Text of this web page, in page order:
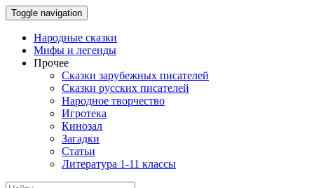
Toggle navigation
Народные сказки
Мифы и легенды
Прочее
Сказки зарубежных писателей
Сказки русских писателей
Народное творчество
Игротека
Кинозал
Загадки
Статьи
Литература 1-11 классы